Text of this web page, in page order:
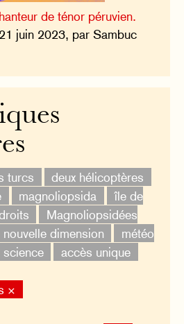
de ténor péruvien.
juin 2023, par Sambuc
turcs
deux hélicoptères
magnoliopsida
île de
Magnoliopsidées
nouvelle dimension
météo
science
accès unique
×